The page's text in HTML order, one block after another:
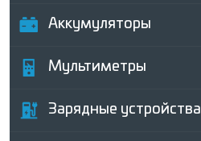
Аккумуляторы
Мультиметры
Зарядные устройства